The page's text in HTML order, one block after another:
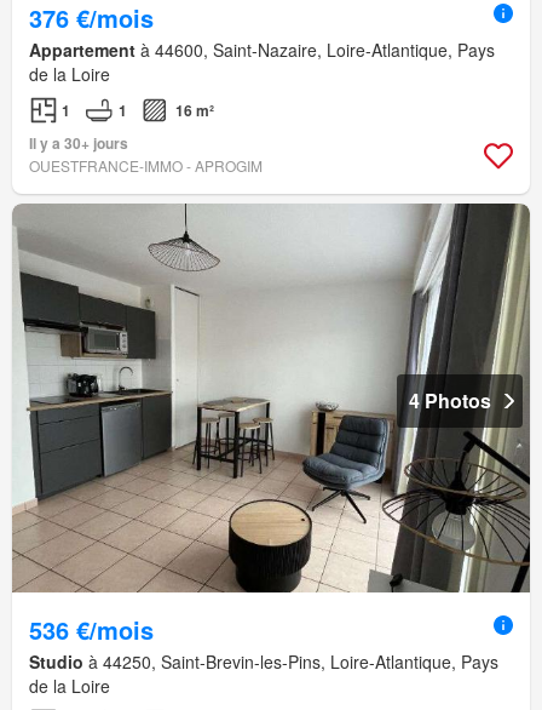
376 €/mois
Appartement à 44600, Saint-Nazaire, Loire-Atlantique, Pays
de la Loire
1 1
16 m²
Il y a 30+ jours
OUESTFRANCE-IMMO - APROGIM
4 Photos
536 €/mois
Studio à 44250, Saint-Brevin-les-Pins, Loire-Atlantique, Pays
de la Loire